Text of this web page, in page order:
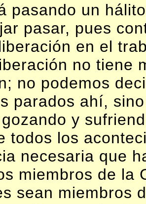
pasando un
pasar, pues
en el
no tiene
no podemos
parados ahí,
y
todos los
necesaria que
miembros de la
sean miembros